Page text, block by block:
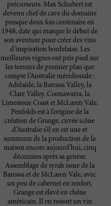
précurseurs. Max Schubert est
devenu chef de cave du domaine
presque deux fois centenaire en
1948, date qui marque le début de
son aventure pour créer des vins
d’inspiration bordelaise. Les
meilleures vignes ont pris pied sur
les terroirs de premier plan que
compte l’Australie méridionale :
Adelaïde, la Barossa Valley, la
Clare Valley, Coonawarra, la
Limestone Coast et McLaren Vale.
Penfolds est à l’origine de la
création de Grange, cuvée icône
d’Australie s’il en est une et
summum de la production de la
maison encore aujourd’hui, cinq
décennies après sa genèse.
Assemblage de syrah issue de la
Barossa et de McLaren Vale, avec
un peu de cabernet en renfort,
Grange est élevé en chêne
américain. Il en ressort un vin